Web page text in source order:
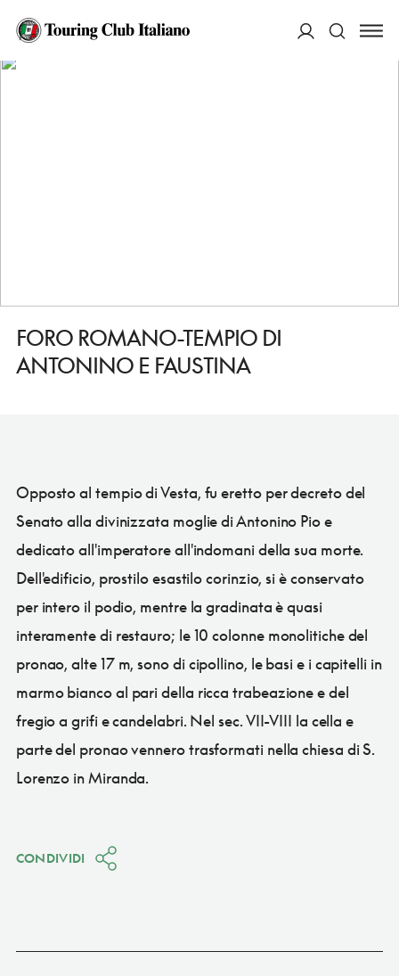
HOME
FORO ROMANO-TEMPIO DI ANTONINO E FAUSTINA
FORO ROMANO-TEMPIO DI
ANTONINO E FAUSTINA
Opposto al tempio di Vesta, fu eretto per decreto del
Senato alla divinizzata moglie di Antonino Pio e
dedicato all'imperatore all'indomani della sua morte.
Dell'edificio, prostilo esastilo corinzio, si è conservato
per intero il podio, mentre la gradinata è quasi
interamente di restauro; le 10 colonne monolitiche del
pronao, alte 17 m, sono di cipollino, le basi e i capitelli in
marmo bianco al pari della ricca trabeazione e del
fregio a grifi e candelabri. Nel sec. VII-VIII la cella e
parte del pronao vennero trasformati nella chiesa di S.
Lorenzo in Miranda.
CONDIVIDI